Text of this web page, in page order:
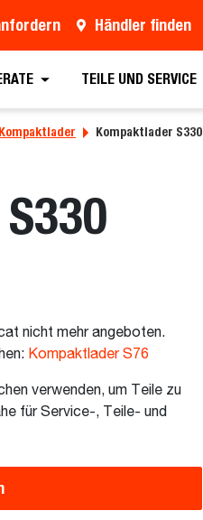
Händler finden
TEILE UND SERVICE
Kompaktlader S330
nicht mehr angeboten.
Kompaktlader S76
verwenden, um Teile zu
für Service-, Teile- und